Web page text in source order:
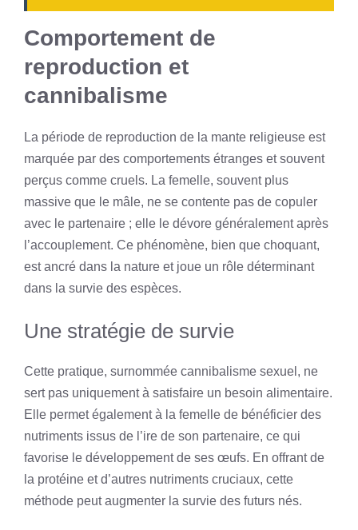
Comportement de
reproduction et
cannibalisme
La période de reproduction de la mante religieuse est
marquée par des comportements étranges et souvent
perçus comme cruels. La femelle, souvent plus
massive que le mâle, ne se contente pas de copuler
avec le partenaire ; elle le dévore généralement après
l’accouplement. Ce phénomène, bien que choquant,
est ancré dans la nature et joue un rôle déterminant
dans la survie des espèces.
Une stratégie de survie
Cette pratique, surnommée cannibalisme sexuel, ne
sert pas uniquement à satisfaire un besoin alimentaire.
Elle permet également à la femelle de bénéficier des
nutriments issus de l’ire de son partenaire, ce qui
favorise le développement de ses œufs. En offrant de
la protéine et d’autres nutriments cruciaux, cette
méthode peut augmenter la survie des futurs nés.